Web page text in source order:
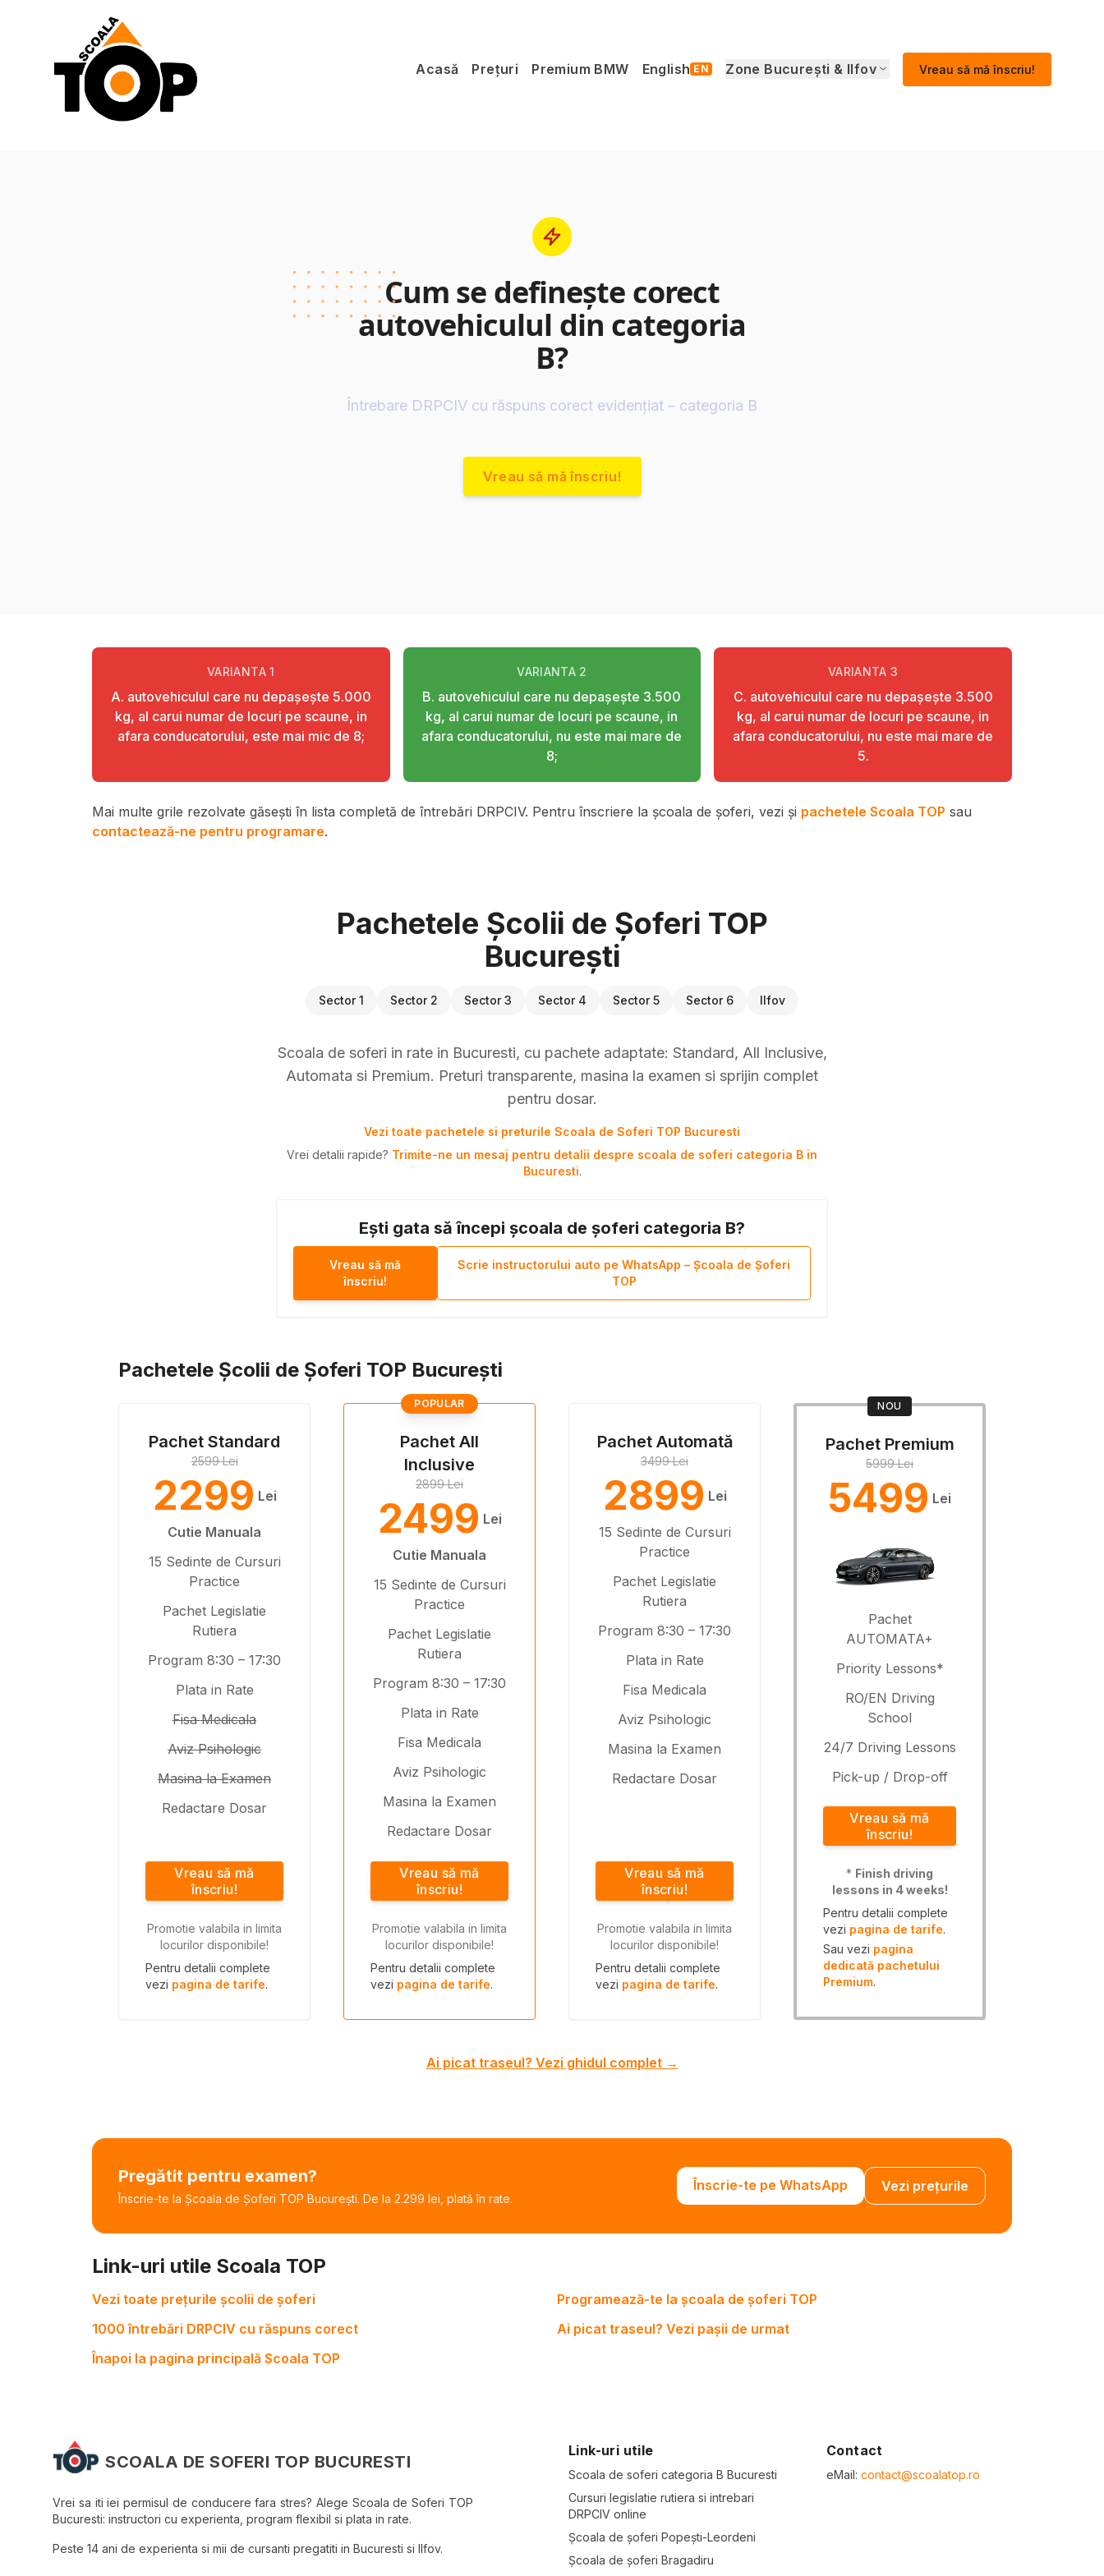
Scoala de Soferi TOP navigation
Acasă Prețuri Premium BMW English EN Zone București & Ilfov Vreau să mă înscriu!
Cum se defineşte corect
autovehiculul din categoria
B?
Întrebare DRPCIV cu răspuns corect evidențiat – categoria B
Vreau să mă înscriu!
VARIANTA1
A. autovehiculul care nu depaşeşte 5.000
kg, al carui numar de locuri pe scaune, in
afara conducatorului, este mai mic de 8;
VARIANTA 2
B. autovehiculul care nu depaşeşte 3.500
kg, al carui numar de locuri pe scaune, in
afara conducatorului, nu este mai mare de
8;
VARIANTA3
C. autovehiculul care nu depaşeşte 3.500
kg, al carui numar de locuri pe scaune, in
afara conducatorului, nu este mai mare de
5.
Mai multe grile rezolvate găsești în lista completă de întrebări DRPCIV. Pentru înscriere la școala de șoferi, vezi și pachetele Scoala TOP sau
contactează-ne pentru programare.
Pachetele Școlii de Șoferi TOP
București
Sector 1 Sector 2 Sector 3 Sector 4 Sector 5 Sector 6 Ilfov
Scoala de soferi in rate in Bucuresti, cu pachete adaptate: Standard, All Inclusive,
Automata si Premium. Preturi transparente, masina la examen si sprijin complet
pentru dosar.
Vezi toate pachetele si preturile Scoala de Soferi TOP Bucuresti
Vrei detalii rapide? Trimite-ne un mesaj pentru detalii despre scoala de soferi categoria B in
Bucuresti.
Ești gata să începi școala de șoferi categoria B?
Vreau să mă
înscriu!
Scrie instructorului auto pe WhatsApp – Școala de Șoferi
TOP
Pachetele Școlii de Șoferi TOP București
Pachet Standard
2599 Lei
2299 Lei
Cutie Manuala
15 Sedinte de Cursuri
Practice
Pachet Legislatie
Rutiera
Program 8:30 – 17:30
Plata in Rate
Fisa Medicala
Aviz Psihologic
Masina la Examen
Redactare Dosar
Vreau să mă
înscriu!
Promotie valabila in limita
locurilor disponibile!
Pentru detalii complete
vezi pagina de tarife.
POPULAR
Pachet All
Inclusive
2899 Lei
2499 Lei
Cutie Manuala
15 Sedinte de Cursuri
Practice
Pachet Legislatie
Rutiera
Program 8:30 – 17:30
Plata in Rate
Fisa Medicala
Aviz Psihologic
Masina la Examen
Redactare Dosar
Vreau să mă
înscriu!
Promotie valabila in limita
locurilor disponibile!
Pentru detalii complete
vezi pagina de tarife.
Pachet Automată
3499 Lei
2899 Lei
15 Sedinte de Cursuri
Practice
Pachet Legislatie
Rutiera
Program 8:30 – 17:30
Plata in Rate
Fisa Medicala
Aviz Psihologic
Masina la Examen
Redactare Dosar
Vreau să mă
înscriu!
Promotie valabila in limita
locurilor disponibile!
Pentru detalii complete
vezi pagina de tarife.
NOU
Pachet Premium
5999 Lei
5499 Lei
Pachet
AUTOMATA+
Priority Lessons*
RO/EN Driving
School
24/7 Driving Lessons
Pick-up / Drop-off
Vreau să mă
înscriu!
* Finish driving
lessons in 4 weeks!
Pentru detalii complete
vezi pagina de tarife.
Sau vezi pagina
dedicată pachetului
Premium.
Ai picat traseul? Vezi ghidul complet →
Pregătit pentru examen?
Înscrie-te la Școala de Șoferi TOP București. De la 2.299 lei, plată în rate.
Înscrie-te pe WhatsApp Vezi prețurile
Link-uri utile Scoala TOP
Vezi toate prețurile școlii de șoferi
Programează-te la școala de șoferi TOP
1000 întrebări DRPCIV cu răspuns corect
Ai picat traseul? Vezi pașii de urmat
Înapoi la pagina principală Scoala TOP
SCOALA DE SOFERI TOP BUCURESTI
Vrei sa iti iei permisul de conducere fara stres? Alege Scoala de Soferi TOP
Bucuresti: instructori cu experienta, program flexibil si plata in rate.
Peste 14 ani de experienta si mii de cursanti pregatiti in Bucuresti si Ilfov.
Link-uri utile
Scoala de soferi categoria B Bucuresti
Cursuri legislatie rutiera si intrebari
DRPCIV online
Școala de șoferi Popești-Leordeni
Școala de șoferi Bragadiru
Contact
eMail: contact@scoalatop.ro